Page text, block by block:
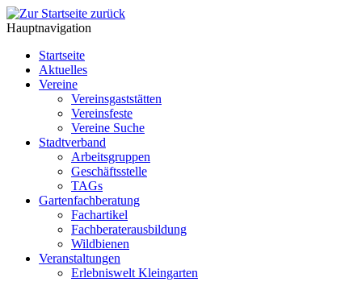
Hauptnavigation
Startseite
Aktuelles
Vereine
Vereinsgaststätten
Vereinsfeste
Vereine Suche
Stadtverband
Arbeitsgruppen
Geschäftsstelle
TAGs
Gartenfachberatung
Fachartikel
Fachberaterausbildung
Wildbienen
Veranstaltungen
Erlebniswelt Kleingarten